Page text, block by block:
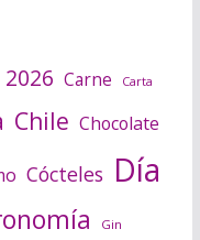
2026 Carne Carta
Chile Chocolate
Cócteles Día
Gin